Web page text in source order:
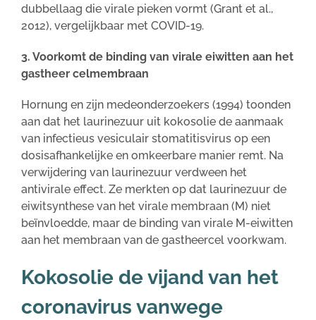
dubbellaag die virale pieken vormt (Grant et al.,
2012), vergelijkbaar met COVID-19.
3. Voorkomt de binding van virale eiwitten aan het
gastheer celmembraan
Hornung en zijn medeonderzoekers (1994) toonden
aan dat het laurinezuur uit kokosolie de aanmaak
van infectieus vesiculair stomatitisvirus op een
dosisafhankelijke en omkeerbare manier remt. Na
verwijdering van laurinezuur verdween het
antivirale effect. Ze merkten op dat laurinezuur de
eiwitsynthese van het virale membraan (M) niet
beïnvloedde, maar de binding van virale M-eiwitten
aan het membraan van de gastheercel voorkwam.
Kokosolie de vijand van het
coronavirus vanwege